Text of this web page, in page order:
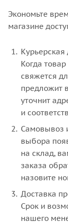
Экономьте
магазине
Курьерская
Когда
свяжется
предложит
уточнит
и
Самовывоз
выбора
на склад,
заказа
назовите
Доставка
Срок и
нашего